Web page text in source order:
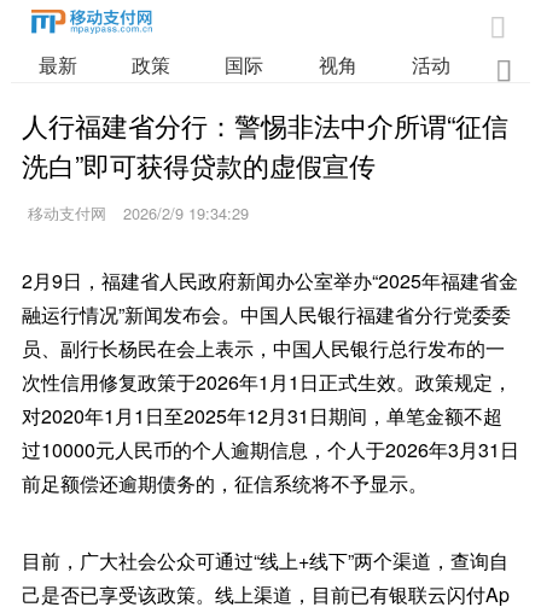

最新 政策 国际 视角 活动 业

人行福建省分行：警惕非法中介所谓“征信
洗白”即可获得贷款的虚假宣传
移动支付网 2026/2/9 19:34:29
2月9日，福建省人民政府新闻办公室举办“2025年福建省金
融运行情况”新闻发布会。中国人民银行福建省分行党委委
员、副行长杨民在会上表示，中国人民银行总行发布的一
次性信用修复政策于2026年1月1日正式生效。政策规定，
对2020年1月1日至2025年12月31日期间，单笔金额不超
过10000元人民币的个人逾期信息，个人于2026年3月31日
前足额偿还逾期债务的，征信系统将不予显示。
目前，广大社会公众可通过“线上+线下”两个渠道，查询自
己是否已享受该政策。线上渠道，目前已有银联云闪付Ap